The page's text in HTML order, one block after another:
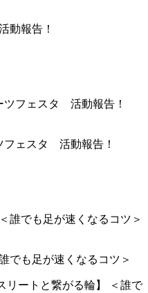
動報告！
フェスタ 活動報告！
でも足が速くなるコツ＞
リートと繋がる輪】 ＜誰で